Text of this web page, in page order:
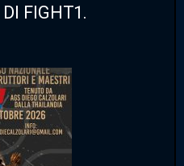
FIGHT1.